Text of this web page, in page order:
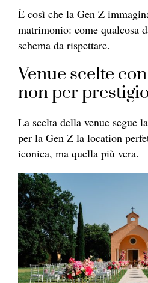
È così che la Gen Z
matrimonio: come qualcosa
schema da rispettare.
Venue scelte
non per prestigio
La scelta della venue segue
per la Gen Z la location
iconica, ma quella più vera.